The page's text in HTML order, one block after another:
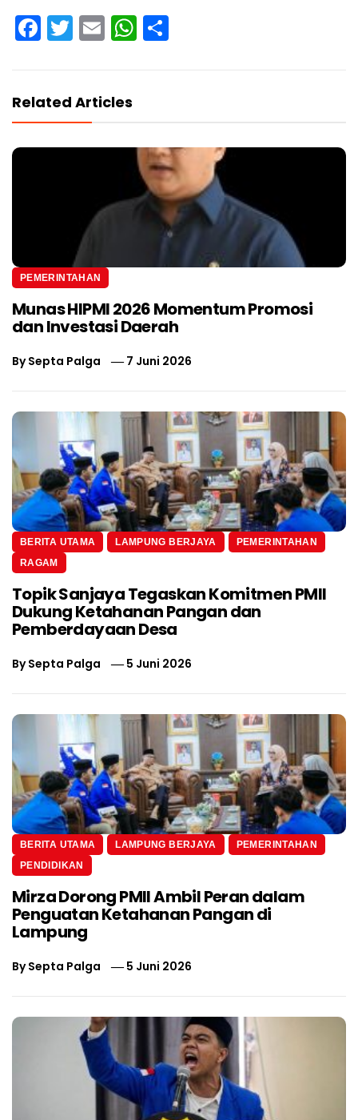
Facebook
Twitter
EmailWhatsApp
Related Articles
PEMERINTAHAN
Munas HIPMI 2026 Momentum Promosi
dan Investasi Daerah
BySepta Palga 7 Juni 2026
BERITA UTAMA LAMPUNG BERJAYA
PEMERINTAHAN
RAGAM
Topik Sanjaya Tegaskan Komitmen PMII
Dukung Ketahanan Pangan dan
Pemberdayaan Desa
BySepta Palga 5 Juni 2026
BERITA UTAMA LAMPUNG BERJAYA
PEMERINTAHAN
PENDIDIKAN
Mirza Dorong PMII Ambil Peran dalam
Penguatan Ketahanan Pangan di
Lampung
BySepta Palga 5 Juni 2026